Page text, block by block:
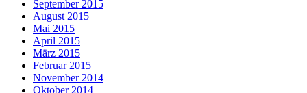
September 2015
August 2015
Mai 2015
April 2015
März 2015
Februar 2015
November 2014
Oktober 2014